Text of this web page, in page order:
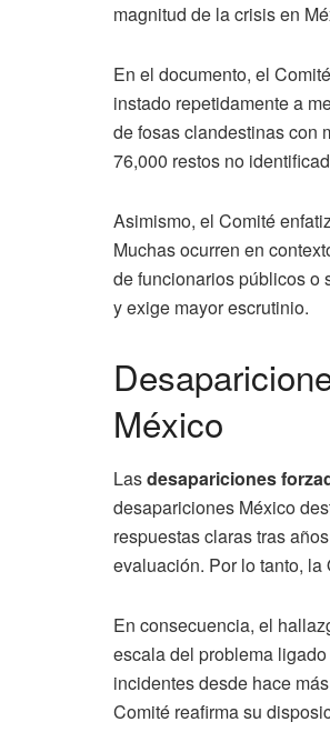
magnitud de la crisis en
En el documento, el
instado repetidamente a
de fosas clandestinas con
76,000 restos no
Asimismo, el Comité
Muchas ocurren en
de funcionarios públicos o
y exige mayor escrutinio.
México
Lasdesapariciones
desapariciones México
respuestas claras tras
evaluación. Por lo tanto,
En consecuencia, el
escala del problema
incidentes desde hace
Comité reafirma su